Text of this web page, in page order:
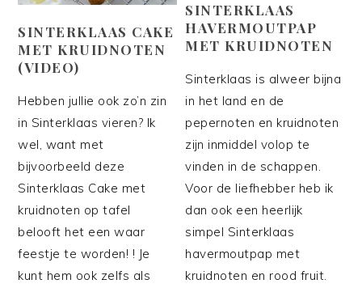
SINTERKLAAS CAKE
MET KRUIDNOTEN
(VIDEO)
Hebben jullie ook zo’n zin
in Sinterklaas vieren? Ik
wel, want met
bijvoorbeeld deze
Sinterklaas Cake met
kruidnoten op tafel
belooft het een waar
feestje te worden! ! Je
kunt hem ook zelfs als
SINTERKLAAS
HAVERMOUTPAP
MET KRUIDNOTEN
Sinterklaas is alweer bijna
in het land en de
pepernoten en kruidnoten
zijn inmiddel volop te
vinden in de schappen.
Voor de liefhebber heb ik
dan ook een heerlijk
simpel Sinterklaas
havermoutpap met
kruidnoten en rood fruit.